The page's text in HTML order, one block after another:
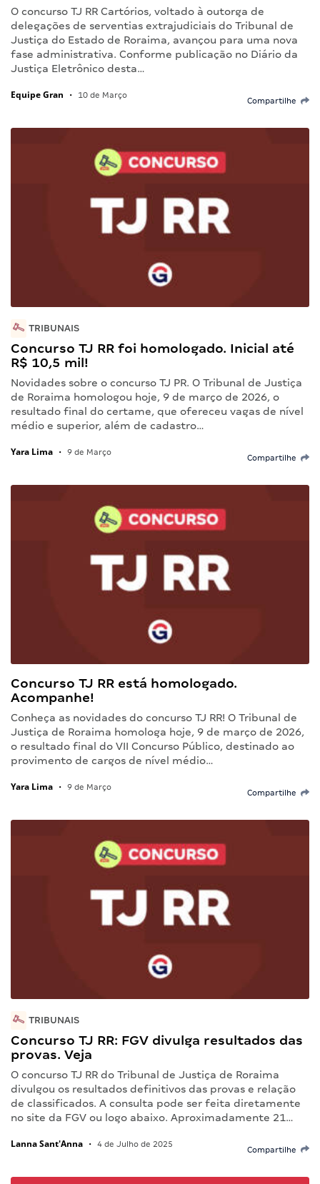
O concurso TJ RR Cartórios, voltado à outorga de
delegações de serventias extrajudiciais do Tribunal de
Justiça do Estado de Roraima, avançou para uma nova
fase administrativa. Conforme publicação no Diário da
Justiça Eletrônico desta…
Equipe Gran • 10 de Março
Compartilhe
TRIBUNAIS
Concurso TJ RR foi homologado. Inicial até
R$ 10,5 mil!
Novidades sobre o concurso TJ PR. O Tribunal de Justiça
de Roraima homologou hoje, 9 de março de 2026, o
resultado final do certame, que ofereceu vagas de nível
médio e superior, além de cadastro…
Yara Lima • 9 de Março
Compartilhe
Concurso TJ RR está homologado.
Acompanhe!
Conheça as novidades do concurso TJ RR! O Tribunal de
Justiça de Roraima homologa hoje, 9 de março de 2026,
o resultado final do VII Concurso Público, destinado ao
provimento de cargos de nível médio…
Yara Lima • 9 de Março
Compartilhe
TRIBUNAIS
Concurso TJ RR: FGV divulga resultados das
provas. Veja
O concurso TJ RR do Tribunal de Justiça de Roraima
divulgou os resultados definitivos das provas e relação
de classificados. A consulta pode ser feita diretamente
no site da FGV ou logo abaixo. Aproximadamente 21…
Lanna Sant'Anna • 4 de Julho de 2025
Compartilhe